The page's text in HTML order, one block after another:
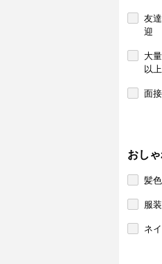
友
迎
大
以
面
おし
髪
服
ネ